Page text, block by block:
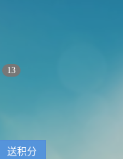
13
送积分